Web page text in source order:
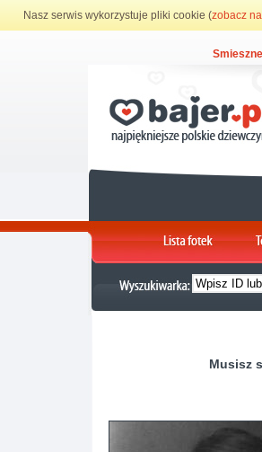
Nasz serwis wykorzystuje pliki cookie (zobacz
Musisz